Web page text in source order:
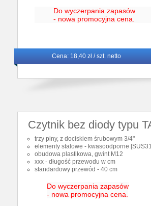
Do wyczerpania zapasów
- nowa promocyjna cena.
Cena: 18,40 zł / szt. netto
Czytnik bez diody typu
trzy piny, z dociskiem śrubowym 3/4"
elementy stalowe - kwasoodporne
obudowa plastikowa, gwint M12
xxx - długość przewodu w cm
standardowy przewód - 40 cm
Do wyczerpania zapasów
- nowa promocyjna cena.